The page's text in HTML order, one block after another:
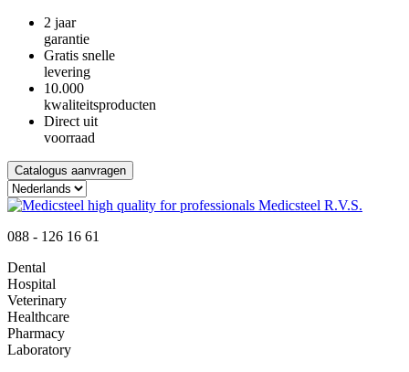
2 jaar
garantie
Gratis snelle
levering
10.000
kwaliteitsproducten
Direct uit
voorraad
Catalogus aanvragen
088 - 126 16 61
Dental
Hospital
Veterinary
Healthcare
Pharmacy
Laboratory